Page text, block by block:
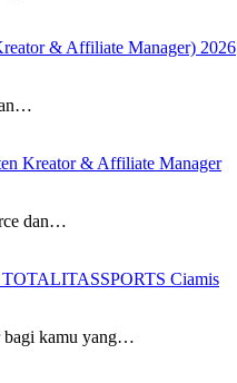
& Affiliate Manager) 2026
Kreator & Affiliate Manager
dan…
TOTALITASSPORTS Ciamis
bagi kamu yang…